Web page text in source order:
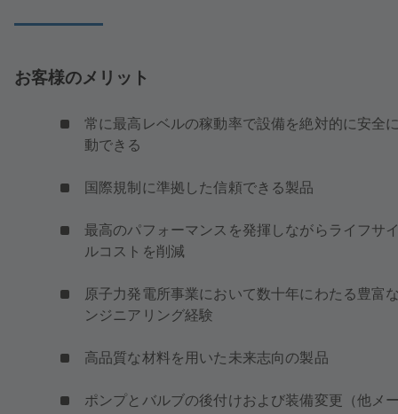
お客様のメリット
常に最高レベルの稼動率で設備を絶対的に安全
動できる
国際規制に準拠した信頼できる製品
最高のパフォーマンスを発揮しながらライフサ
ルコストを削減
原子力発電所事業において数十年にわたる豊富
ンジニアリング経験
高品質な材料を用いた未来志向の製品
ポンプとバルブの後付けおよび装備変更（他メ